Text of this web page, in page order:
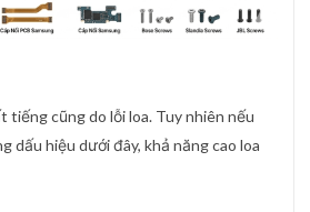
tiếng cũng do lỗi loa. Tuy nhiên nếu
dấu hiệu dưới đây, khả năng cao loa